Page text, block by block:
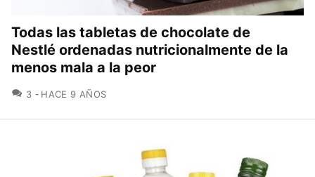
Todas las tabletas de chocolate de
Nestlé ordenadas nutricionalmente de la
menos mala a la peor
3 COMENTARIOS
HACE 9 AÑOS